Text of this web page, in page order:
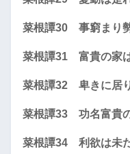
菜根譚30 事窮まり
菜根譚31 富貴の家
菜根譚32 卑きに居
菜根譚33 功名富貴
菜根譚34 利欲は未